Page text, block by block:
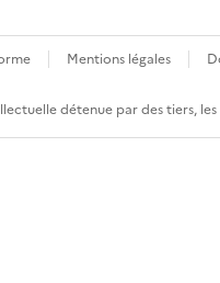
Mentions légales
détenue par des tiers,